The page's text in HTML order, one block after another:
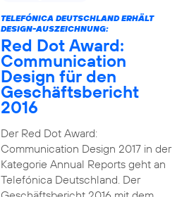
TELEFÓNICA DEUTSCHLAND ERHÄLT
DESIGN-AUSZEICHNUNG:
Red Dot Award:
Communication
Design für den
Geschäftsbericht
2016
Der Red Dot Award:
Communication Design 2017 in der
Kategorie Annual Reports geht an
Telefónica Deutschland. Der